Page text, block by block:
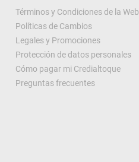
Términos y Condiciones de la Web
Políticas de Cambios
Legales y Promociones
Protección de datos personales
Cómo pagar mi Credialtoque
Preguntas frecuentes